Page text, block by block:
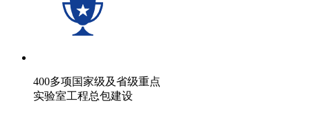
400多项国家级及省级重点
实验室工程总包建设